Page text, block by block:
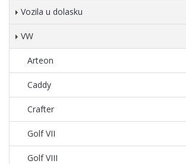
Vozila u dolasku
VW
Arteon
Caddy
Crafter
Golf VII
Golf VIII